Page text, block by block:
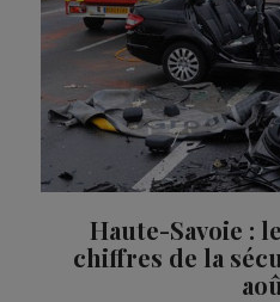
Haute-Savoie :
chiffres de la